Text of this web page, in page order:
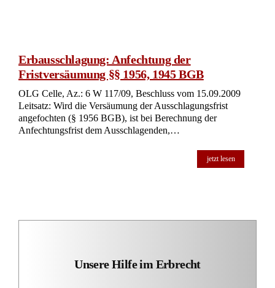
Erbausschlagung: Anfechtung der
Fristversäumung §§ 1956, 1945 BGB
OLG Celle, Az.: 6 W 117/09, Beschluss vom 15.09.2009
Leitsatz: Wird die Versäumung der Ausschlagungsfrist
angefochten (§ 1956 BGB), ist bei Berechnung der
Anfechtungsfrist dem Ausschlagenden,…
jetzt lesen
Unsere Hilfe im Erbrecht